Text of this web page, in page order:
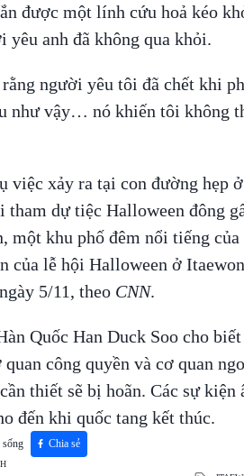
được một lính cứu hoả kéo
yêu anh đã không qua khỏi.
người yêu tôi đã chết khi
như vậy… nó khiến tôi không
việc xảy ra tại con đường hẹp
tham dự tiệc Halloween đông
một khu phố đêm nổi tiếng
của lễ hội Halloween ở
5/11, theoCNN.
Quốc Han Duck Soo cho
quan công quyền và cơ quan
thiết sẽ bị hoãn. Các sự
đến khi quốc tang kết thúc.
sống Chia sẻ